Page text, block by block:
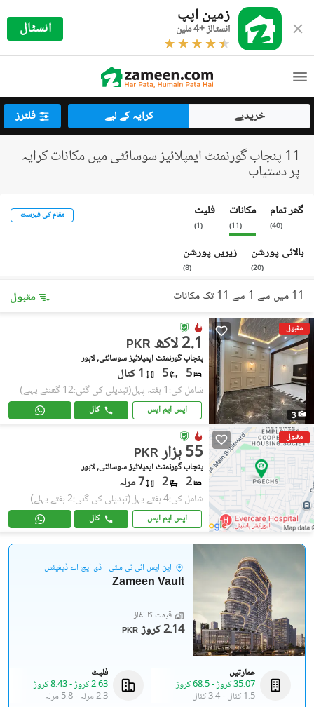
زمین اپپ
انسٹالز +4 ملین انسٹال
خریدیے کرایہ کے لیے فلٹرز
11 پنجاب گورنمنٹ ایمپلائیز سوسائٹی میں مکانات کرایہ
پر دستیاب
گھر تمام
(
40
)
مکانات
(
11
)
فلیٹ
(
1
)
بالائی پورشن
(
20
)
زیریں پورشن
(
8
)
مقام کی فہرست
11 میں سے 1 سے 11 تک مکانات مقبول
مقبول
3
PKR 2.1 لاکھ
پنجاب گورنمنٹ ایمپلائیز سوسائٹی, لاہور
5
5 1 کنال
شامل کی:1 ہفتہ پہل (تبدیلی کی گئی:12 گھنٹے پہلے)
ایس ایم ایس کال
مقبول
PKR 55 ہزار
پنجاب گورنمنٹ ایمپلائیز سوسائٹی, لاہور
2
2 7 مرلہ
شامل کی:4 ہفتے پہل (تبدیلی کی گئی:2 ہفتے پہلے)
ایس ایم ایس کال
این ایس آئی ٹی سٹی - ڈی ایچ اے ڈیفینس
Zameen Vault
قیمت کا آغاز
PKR 2.14 کروڑ
عمارتیں
35.07 کروڑ
-68.5 کروڑ
1.5 کنال
-3.4 کنال
فلیٹ
2.63 کروڑ
-8.43 کروڑ
2.3 مرلہ
-5.8 مرلہ